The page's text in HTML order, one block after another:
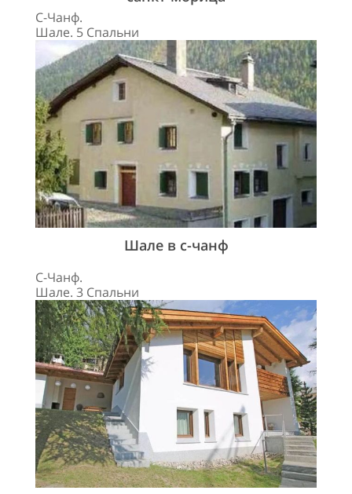
С-Чанф.
Шале. 5 Спальни
Шале в с-чанф
С-Чанф.
Шале. 3 Спальни